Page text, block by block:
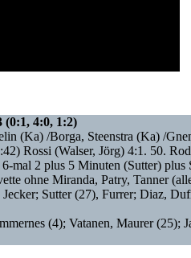
(0:1, 4:0, 1:2)
(Ka) /Borga, Steenstra (Ka) /
Rossi (Walser, Jörg) 4:1. 50.
mal 2 plus 5 Minuten (Sutter)
ohne Miranda, Patry, Tanner
Sutter (27), Furrer; Diaz,
(4); Vatanen, Maurer